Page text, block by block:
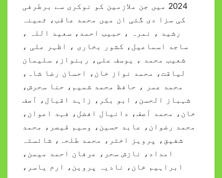
2024 میں جن ملازمین کو نوکری سے برطرفی
کی سزا دی گئی ان میں محمد عاقب، ثمینہ
رشید ، نمرہ ، حبیب احمد، سعید اللہ ،
ساجد اسماعیل، کشور بخاری ، اظہر علی ،
شعیب محمد ، یوسف علی، ربنواز، سلیمان
لیاقت، محمد نواز خان، احسان رضا شاہ،
محمد عمر ، حافظ محمد شمیم، حنا سحرش،
شہباز الحسن، ابو بکر، زاہد اقبال، آصف
خان، محمد آصف، دانیال افضل، فہد اعوان،
محمد رضوان، عابد حسین، وسیم قیصر، محمد
شفیق، پرویز اختر، محمد طلحہ، شائستہ
امداد، نازش سحر، عرفان احمد میمن،
ابراہیم خان، نادیہ پروین، ارم یاسر،